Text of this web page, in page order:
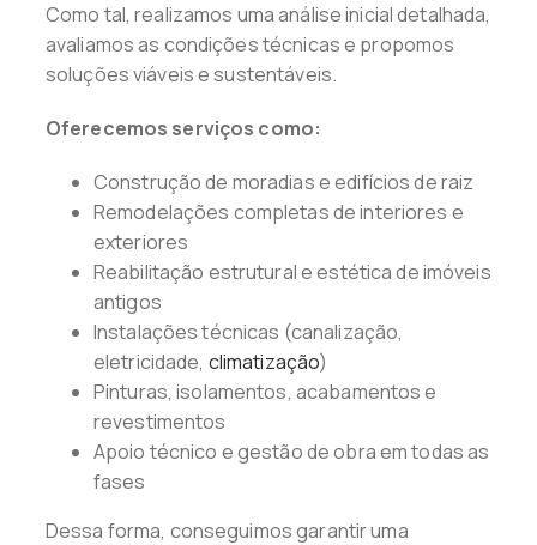
Como tal, realizamos uma análise inicial detalhada,
avaliamos as condições técnicas e propomos
soluções viáveis e sustentáveis.
Oferecemos serviços como:
Construção de moradias e edifícios de raiz
Remodelações completas de interiores e
exteriores
Reabilitação estrutural e estética de imóveis
antigos
Instalações técnicas (canalização,
eletricidade, climatização)
Pinturas, isolamentos, acabamentos e
revestimentos
Apoio técnico e gestão de obra em todas as
fases
Dessa forma, conseguimos garantir uma